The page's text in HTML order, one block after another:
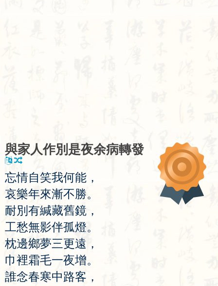
與家人作別 是夜余病轉發
忘情自笑我何能 ，
哀樂年來漸不勝。
耐別 有緘藏舊鏡 ，
工愁無影伴孤燈。
枕邊鄉夢三更遠 ，
巾裡霜毛一夜增。
誰念春寒中路客 ，